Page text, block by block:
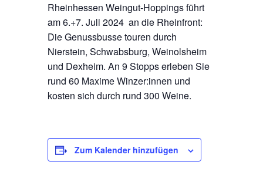
Rheinhessen Weingut-Hoppings führt
am 6.+7. Juli 2024 an die Rheinfront:
Die Genussbusse touren durch
Nierstein, Schwabsburg, Weinolsheim
und Dexheim. An 9 Stopps erleben Sie
rund 60 Maxime Winzer:innen und
kosten sich durch rund 300 Weine.
Zum Kalender hinzufügen